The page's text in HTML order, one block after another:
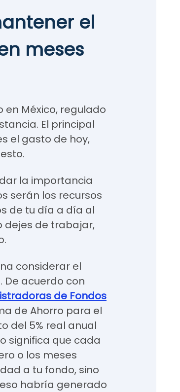
el
meses
en México, regulado
El principal
el gasto de hoy,
la importancia
serán los recursos
de tu día a día al
dejes de trabajar,
considerar el
De acuerdo con
de Fondos
de Ahorro para el
del 5% real anual
significa que cada
o los meses
a tu fondo, sino
habría generado